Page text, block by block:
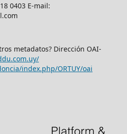
0403 E-mail:
metadatos? Dirección OAI-
com.uy/
index.php/ORTUY/oai